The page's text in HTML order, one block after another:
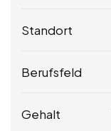
Standort
Berufsfeld
Gehalt